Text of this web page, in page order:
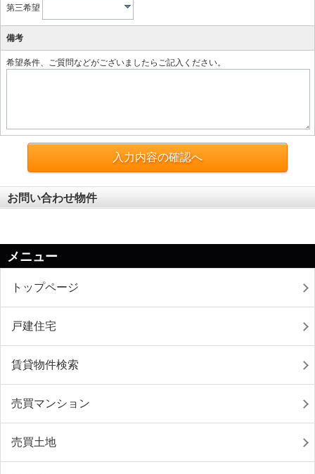
第三希望
備考
希望条件、ご質問などがございましたらご記入ください。
入力内容の確認へ
お問い合わせ物件
メニュー
トップページ
戸建住宅
賃貸物件検索
売買マンション
売買土地